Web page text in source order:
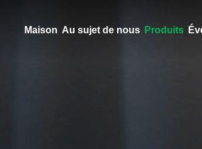
Maison Au sujet de nous Produits